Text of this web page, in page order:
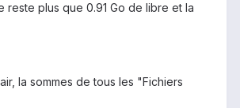
plus que 0.91 Go de libre et la
la sommes de tous les "Fichiers